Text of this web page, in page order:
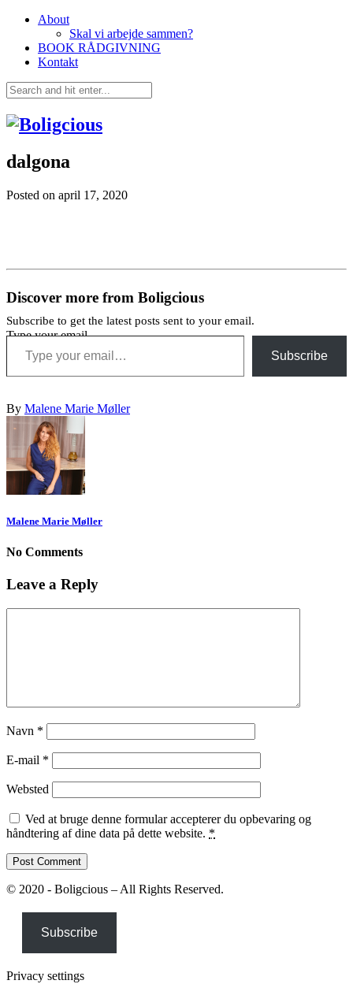
About
Skal vi arbejde sammen?
BOOK RÅDGIVNING
Kontakt
dalgona
Posted on april 17, 2020
Discover more from Boligcious
Subscribe to get the latest posts sent to your email.
Type your email…
Subscribe
By Malene Marie Møller
Malene Marie Møller
No Comments
Leave a Reply
Navn *
E-mail *
Websted
Ved at bruge denne formular accepterer du opbevaring og
håndtering af dine data på dette website. *
© 2020 - Boligcious – All Rights Reserved.
Subscribe
Privacy settings